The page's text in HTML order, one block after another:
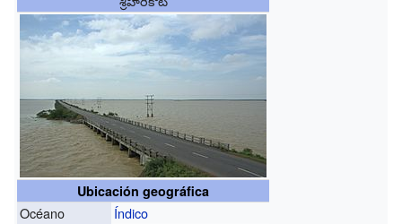
Ubicación geográfica
Océano
Índico